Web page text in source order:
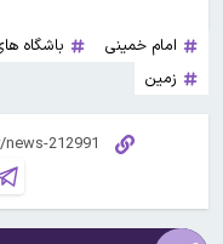
امام خمینی باشگاه
زمین